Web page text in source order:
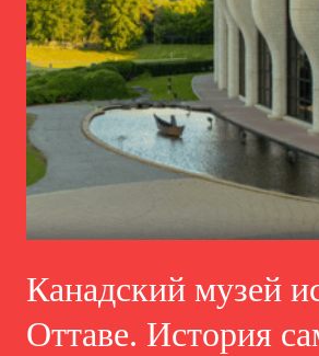
Канадский музей
Оттаве. История